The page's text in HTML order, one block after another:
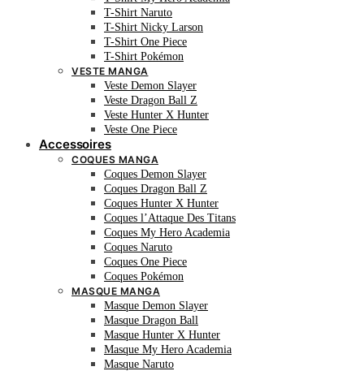
T-Shirt Naruto
T-Shirt Nicky Larson
T-Shirt One Piece
T-Shirt Pokémon
VESTE MANGA
Veste Demon Slayer
Veste Dragon Ball Z
Veste Hunter X Hunter
Veste One Piece
Accessoires
COQUES MANGA
Coques Demon Slayer
Coques Dragon Ball Z
Coques Hunter X Hunter
Coques l’Attaque Des Titans
Coques My Hero Academia
Coques Naruto
Coques One Piece
Coques Pokémon
MASQUE MANGA
Masque Demon Slayer
Masque Dragon Ball
Masque Hunter X Hunter
Masque My Hero Academia
Masque Naruto